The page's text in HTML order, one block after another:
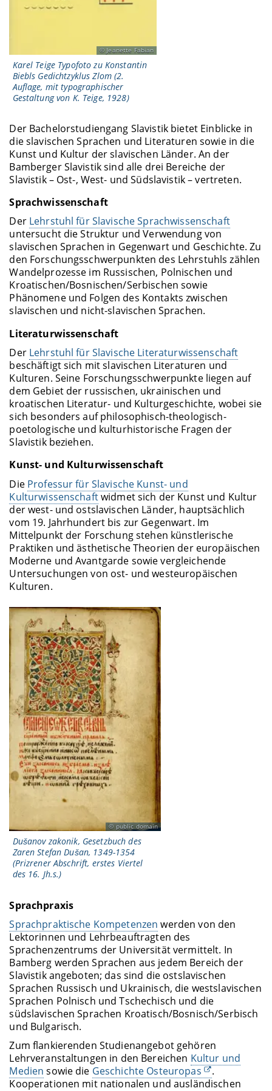
Jeanette Fabian
Karel Teige Typofoto zu Konstantin
Biebls Gedichtzyklus Zlom (2.
Auflage, mit typographischer
Gestaltung von K. Teige, 1928)
Der Bachelorstudiengang Slavistik bietet Einblicke in
die slavischen Sprachen und Literaturen sowie in die
Kunst und Kultur der slavischen Länder. An der
Bamberger Slavistik sind alle drei Bereiche der
Slavistik – Ost-, West- und Südslavistik – vertreten.
Sprachwissenschaft
Der Lehrstuhl für Slavische Sprachwissenschaft
untersucht die Struktur und Verwendung von
slavischen Sprachen in Gegenwart und Geschichte. Zu
den Forschungsschwerpunkten des Lehrstuhls zählen
Wandelprozesse im Russischen, Polnischen und
Kroatischen/Bosnischen/Serbischen sowie
Phänomene und Folgen des Kontakts zwischen
slavischen und nicht-slavischen Sprachen.
Literaturwissenschaft
Der Lehrstuhl für Slavische Literaturwissenschaft
beschäftigt sich mit slavischen Literaturen und
Kulturen. Seine Forschungsschwerpunkte liegen auf
dem Gebiet der russischen, ukrainischen und
kroatischen Literatur- und Kulturgeschichte, wobei sie
sich besonders auf philosophisch-theologisch-
poetologische und kulturhistorische Fragen der
Slavistik beziehen.
Kunst- und Kulturwissenschaft
Die Professur für Slavische Kunst- und
Kulturwissenschaftwidmet sich der Kunst und Kultur
der west- und ostslavischen Länder, hauptsächlich
vom 19. Jahrhundert bis zur Gegenwart. Im
Mittelpunkt der Forschung stehen künstlerische
Praktiken und ästhetische Theorien der europäischen
Moderne und Avantgarde sowie vergleichende
Untersuchungen von ost- und westeuropäischen
Kulturen.
public domain
Dušanov zakonik, Gesetzbuch des
Zaren Stefan Dušan, 1349-1354
(Prizrener Abschrift, erstes Viertel
des 16. Jh.s.)
Sprachpraxis
Sprachpraktische Kompetenzen werden von den
Lektorinnen und Lehrbeauftragten des
Sprachenzentrums der Universität vermittelt. In
Bamberg werden Sprachen aus jedem Bereich der
Slavistik angeboten; das sind die ostslavischen
Sprachen Russisch und Ukrainisch, die westslavischen
Sprachen Polnisch und Tschechisch und die
südslavischen Sprachen Kroatisch/Bosnisch/Serbisch
und Bulgarisch.
Zum flankierenden Studienangebot gehören
Lehrveranstaltungen in den Bereichen Kultur und
Medien sowie die Geschichte Osteuropas
.
Kooperationen mit nationalen und ausländischen